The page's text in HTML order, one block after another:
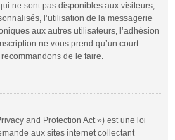
ne sont pas disponibles aux visiteurs,
l’utilisation de la messagerie
aux autres utilisateurs, l’adhésion
ne vous prend qu’un court
de le faire.
and Protection Act ») est une loi
aux sites internet collectant